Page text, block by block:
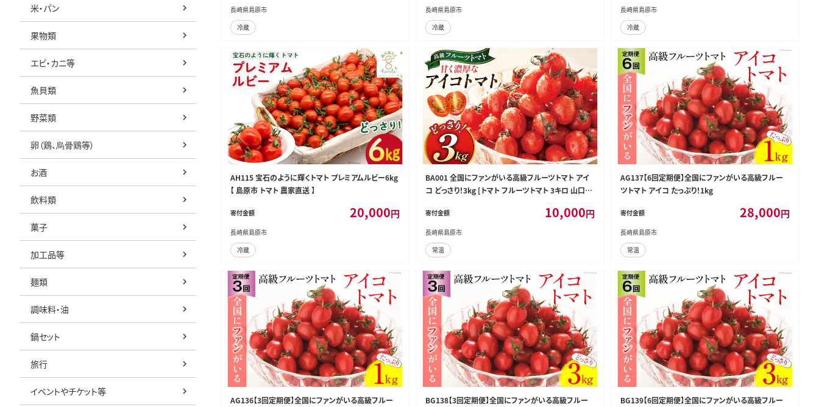
米・パン
果物類
エビ・カニ等
魚貝類
野菜類
卵（鶏、烏骨鶏等）
お酒
飲料類
菓子
加工品等
麺類
調味料・油
鍋セット
旅行
イベントやチケット等
長崎県島原市
冷蔵
長崎県島原市
冷蔵
長崎県島原市
冷蔵
AH115 宝石のように輝くトマト プレミアムルビー6kg
【 島原市 トマト 農家直送 】
寄付金額 20,000円
長崎県島原市
冷蔵
BA001 全国にファンがいる高級フルーツトマト アイ
コ どっさり！3kg [トマト フルーツトマト 3キロ 山口農
寄付金額 10,000円
長崎県島原市
常温
AG137【6回定期便】全国にファンがいる高級フルー
ツトマト アイコ たっぷり！1kg
寄付金額 28,000円
長崎県島原市
常温
AG136【3回定期便】全国にファンがいる高級フルー
BG138【3回定期便】全国にファンがいる高級フルー
BG139【6回定期便】全国にファンがいる高級フルー